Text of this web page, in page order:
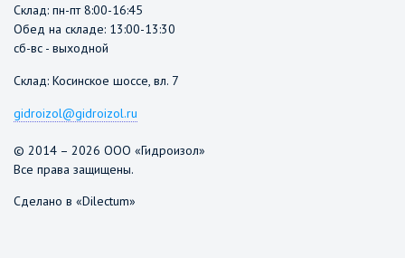
Склад: пн-пт 8:00-16:45
Обед на складе: 13:00-13:30
сб-вс - выходной
Склад: Косинское шоссе, вл. 7
gidroizol@gidroizol.ru
© 2014 – 2026 ООО «Гидроизол»
Все права защищены.
Сделано в «Dilectum»